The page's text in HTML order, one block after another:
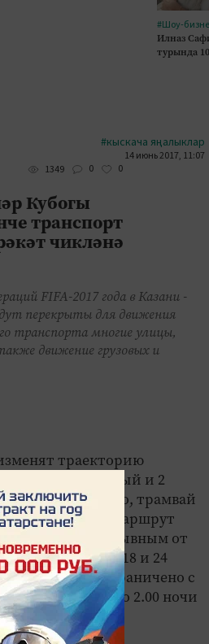
#Шоу-
Илназ
турында
#кыскача яңалыклар
14 июнь 2017, 11:07
1349
0 0
Кубогы
транспорт
чикләнә
FIFA-2017 года в Казани -
перекрыты для движения
транспорта многие улицы,
движение грузовых и
траекторию
1 трамвайный и 2
Кроме того, трамвай
с рейсов, а маршрут
быть непрерывным от
вокзала. 18 и 24
будет ограничено с
июня - с 16.00 до 2.00 ночи